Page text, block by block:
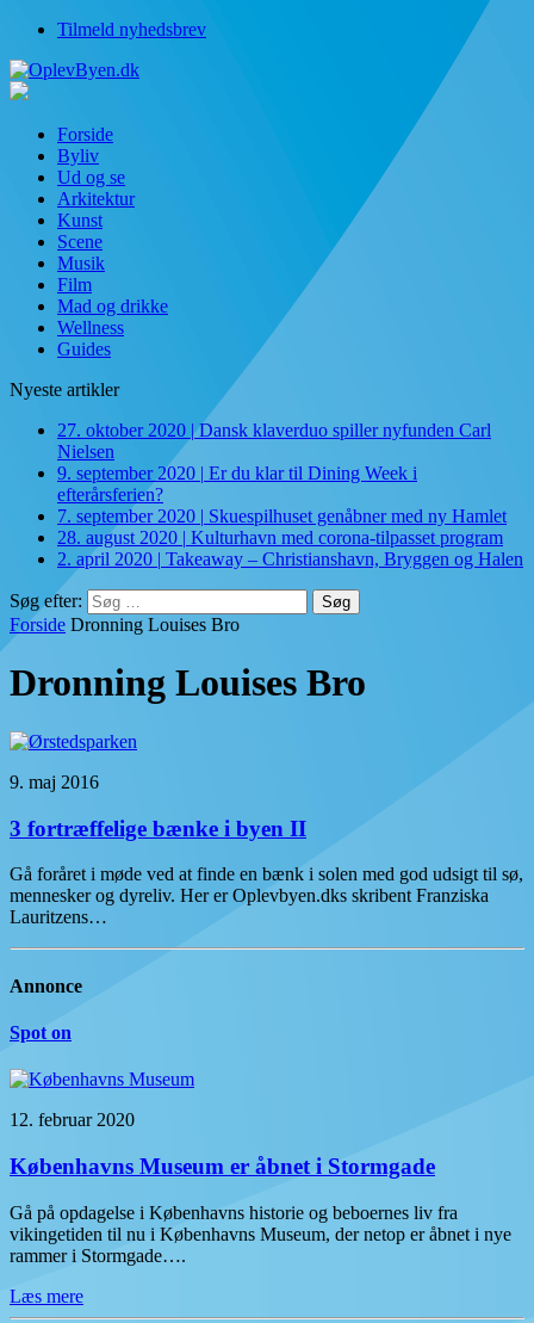
Tilmeld nyhedsbrev
Forside
Byliv
Ud og se
Arkitektur
Kunst
Scene
Musik
Film
Mad og drikke
Wellness
Guides
Nyeste artikler
27. oktober 2020 | Dansk klaverduo spiller nyfunden Carl
Nielsen
9. september 2020 | Er du klar til Dining Week i
efterårsferien?
7. september 2020 | Skuespilhuset genåbner med ny Hamlet
28. august 2020 | Kulturhavn med corona-tilpasset program
2. april 2020 | Takeaway – Christianshavn, Bryggen og Halen
Søg efter:
Forside Dronning Louises Bro
Dronning Louises Bro
9. maj 2016
3 fortræffelige bænke i byen II
Gå foråret i møde ved at finde en bænk i solen med god udsigt til sø,
mennesker og dyreliv. Her er Oplevbyen.dks skribent Franziska
Lauritzens…
Annonce
Spot on
12. februar 2020
Københavns Museum er åbnet i Stormgade
Gå på opdagelse i Københavns historie og beboernes liv fra
vikingetiden til nu i Københavns Museum, der netop er åbnet i nye
rammer i Stormgade….
Læs mere